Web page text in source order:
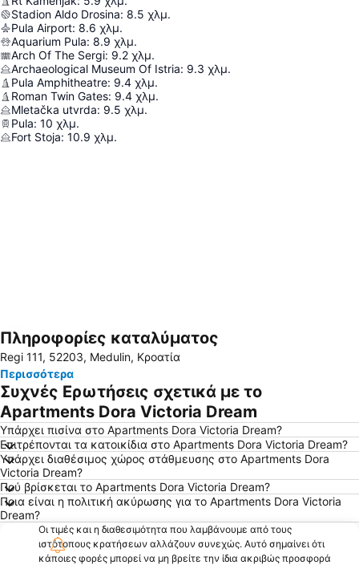
Stadion Aldo Drosina: 8.5 χλμ.
Pula Airport: 8.6 χλμ.
Aquarium Pula: 8.9 χλμ.
Arch Of The Sergi: 9.2 χλμ.
Archaeological Museum Of Istria: 9.3 χλμ.
Pula Amphitheatre: 9.4 χλμ.
Roman Twin Gates: 9.4 χλμ.
Mletačka utvrda: 9.5 χλμ.
Pula: 10 χλμ.
Fort Stoja: 10.9 χλμ.
Ανάπτυξη χάρτη
Πληροφορίες καταλύματος
Regi 111, 52203, Medulin, Κροατία
Περισσότερα
Συχνές Ερωτήσεις σχετικά με το
Apartments Dora Victoria Dream
Υπάρχει πισίνα στο Apartments Dora Victoria Dream?
Επιτρέπονται τα κατοικίδια στο Apartments Dora Victoria Dream?
Υπάρχει διαθέσιμος χώρος στάθμευσης στο Apartments Dora
Victoria Dream?
Πού βρίσκεται το Apartments Dora Victoria Dream?
Ποια είναι η πολιτική ακύρωσης για το Apartments Dora Victoria
Dream?
Οι τιμές και η διαθεσιμότητα που λαμβάνουμε από τους
ιστότοπους κρατήσεων αλλάζουν συνεχώς. Αυτό σημαίνει ότι
κάποιες φορές μπορεί να μη βρείτε την ίδια ακριβώς προσφορά